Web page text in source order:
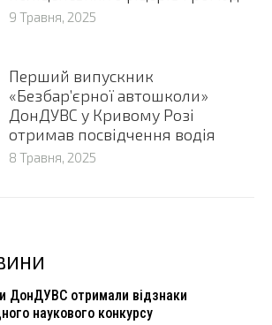
9 Травня, 2025
Перший випускник
«Безбар’єрної автошколи»
ДонДУВС у Кривому Розі
отримав посвідчення водія
8 Травня, 2025
ДонДУВС отримали відзнаки
наукового конкурсу